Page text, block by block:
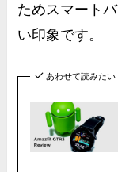
ためスマート
い印象です。
あわせて読みたい